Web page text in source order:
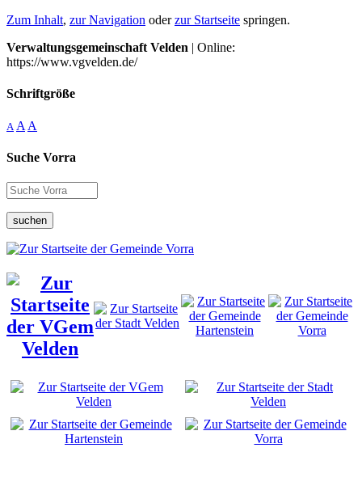
Zum Inhalt, zur Navigation oderzur Startseite springen.
Verwaltungsgemeinschaft Velden | Online:
https://www.vgvelden.de/
Schriftgröße
A A A
Suche Vorra
suchen